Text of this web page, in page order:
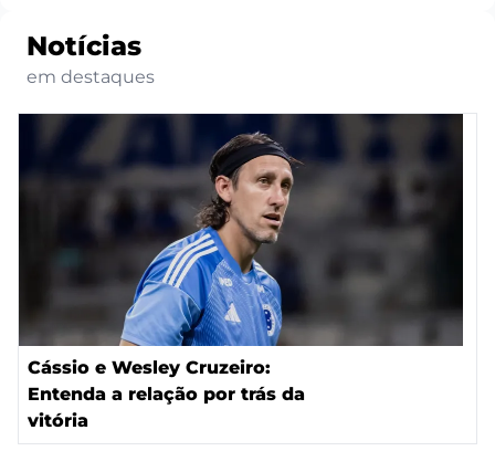
Notícias
em destaques
Cássio e Wesley Cruzeiro:
Entenda a relação por trás da
vitória